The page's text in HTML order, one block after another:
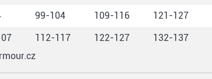
99-104 109-116 121-127
112-117 122-127 132-137